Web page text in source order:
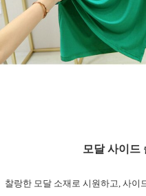
모달 사이드
찰랑한 모달 소재로 시원하고, 사이